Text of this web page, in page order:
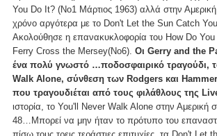
You Do It? (Νο1 Μάρτιος 1963) αλλά στην Αμερική
χρόνο αργότερα με το Don't Let the Sun Catch
Ακολούθησε η επανακυκλοφορία του How Do
Ferry Cross the Mersey(Νο6). Οι Gerry and the
ένα πολύ γνωστό …ποδοσφαιρικό τραγούδι,
Walk Alone, σύνθεση των Rodgers και
που τραγουδιέται από τους φιλάθλους της
ιστορία, το You'll Never Walk Alone στην Αμερική
48…Μπορεί να μην ήταν το πρότυπο του